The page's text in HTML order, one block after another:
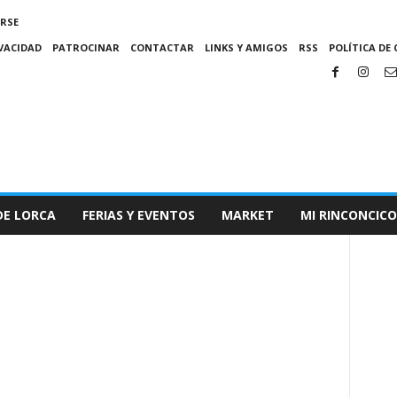
PATROCINAR CONTACTAR LINKS Y AMIGOS RSS POLÍTICA DE
LORCA FERIAS Y EVENTOS MARKET MI RINCONCICO